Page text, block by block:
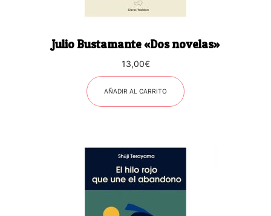
Julio Bustamante «Dos novelas»
13,00€
AÑADIR AL CARRITO